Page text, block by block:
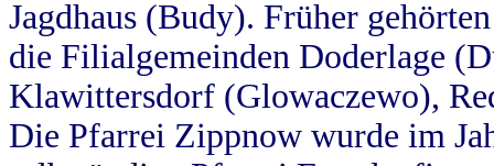
Jagdhaus (Budy). Früher
die Filialgemeinden Doderlage
Klawittersdorf (Glowaczewo),
Die Pfarrei Zippnow wurde im